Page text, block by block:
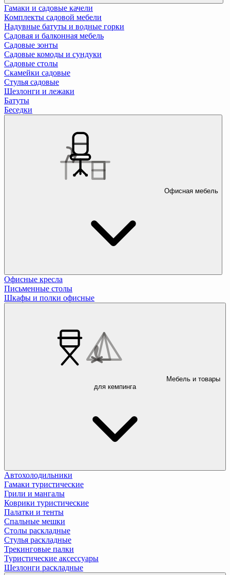
Гамаки и садовые качели
Комплекты садовой мебели
Надувные батуты и водные горки
Садовая и балконная мебель
Садовые зонты
Садовые комоды и сундуки
Садовые столы
Скамейки садовые
Стулья садовые
Шезлонги и лежаки
Батуты
Беседки
Офисная мебель
Офисные кресла
Письменные столы
Шкафы и полки офисные
Мебель и товары
для кемпинга
Автохолодильники
Гамаки туристические
Грили и мангалы
Коврики туристические
Палатки и тенты
Спальные мешки
Столы раскладные
Стулья раскладные
Трекинговые палки
Туристические аксессуары
Шезлонги раскладные